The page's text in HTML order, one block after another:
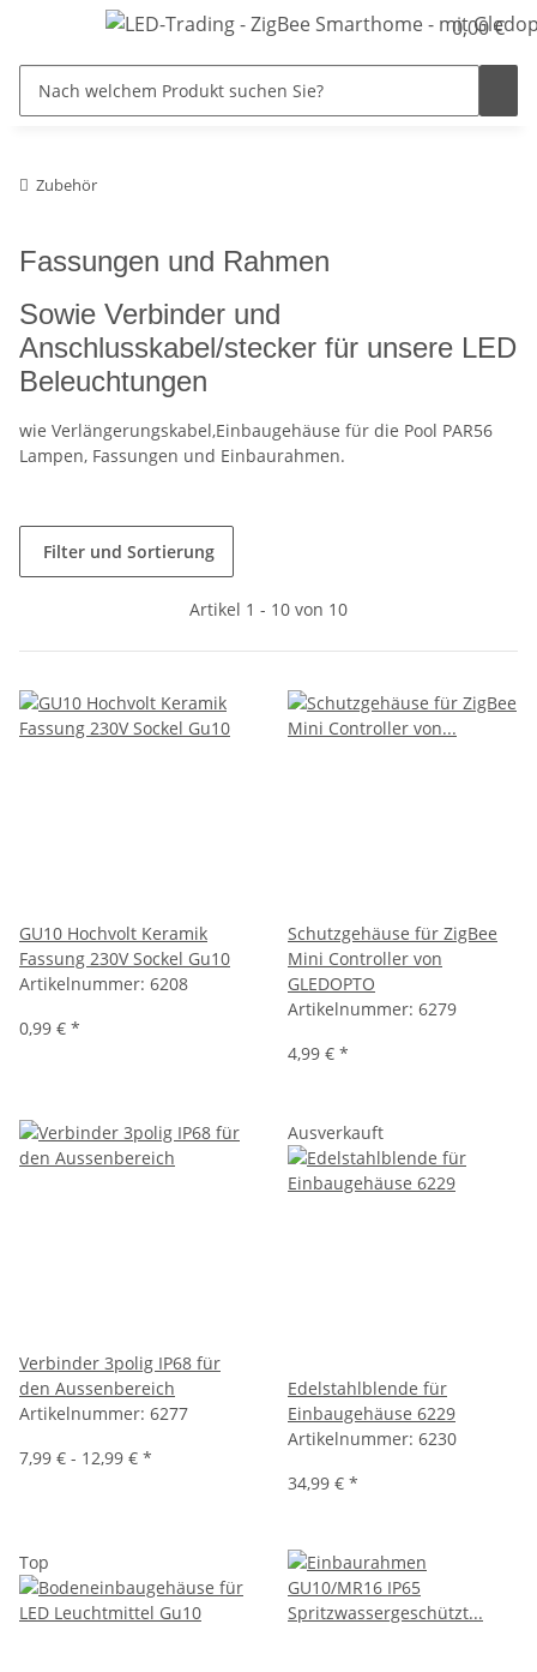
0,00 €
Zubehör
Fassungen und Rahmen
Sowie Verbinder und
Anschlusskabel/stecker für unsere LED
Beleuchtungen
wie Verlängerungskabel,Einbaugehäuse für die Pool PAR56
Lampen, Fassungen und Einbaurahmen.
Filter und Sortierung
Artikel 1 - 10 von 10
GU10 Hochvolt Keramik
Fassung 230V Sockel Gu10
Artikelnummer: 6208
0,99 € *
Schutzgehäuse für ZigBee
Mini Controller von
GLEDOPTO
Artikelnummer: 6279
4,99 € *
Verbinder 3polig IP68 für
den Aussenbereich
Artikelnummer: 6277
7,99 € - 12,99 € *
Ausverkauft
Edelstahlblende für
Einbaugehäuse 6229
Artikelnummer: 6230
34,99 € *
Top